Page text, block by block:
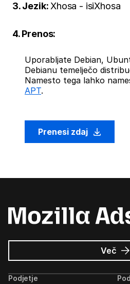
3. Jezik: Xhosa - isiXhosa
4. Prenos:
Uporabljate Debian,
Debianu temelječo
Namesto tega lahko
APT.
Prenesi zdaj
Več o
Podjetje